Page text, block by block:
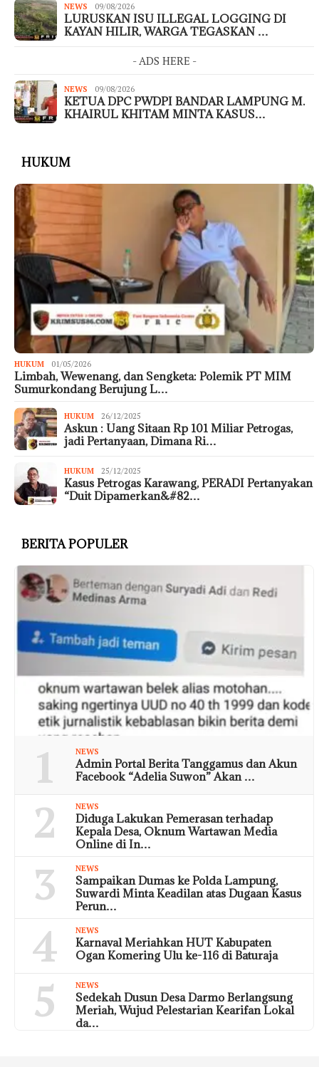
NEWS 09/08/2026
LURUSKAN ISU ILLEGAL LOGGING DI
KAYAN HILIR, WARGA TEGASKAN …
- ADS HERE -
NEWS 09/08/2026
KETUA DPC PWDPI BANDAR LAMPUNG M.
KHAIRUL KHITAM MINTA KASUS…
HUKUM
HUKUM 01/05/2026
Limbah, Wewenang, dan Sengketa: Polemik PT MIM
Sumurkondang Berujung L…
HUKUM 26/12/2025
Askun : Uang Sitaan Rp 101 Miliar Petrogas,
jadi Pertanyaan, Dimana Ri…
HUKUM 25/12/2025
Kasus Petrogas Karawang, PERADI Pertanyakan
“Duit Dipamerkan&#82…
BERITA POPULER
1 NEWS
Admin Portal Berita Tanggamus dan Akun
Facebook “Adelia Suwon” Akan …
2 NEWS
Diduga Lakukan Pemerasan terhadap
Kepala Desa, Oknum Wartawan Media
Online di In…
3 NEWS
Sampaikan Dumas ke Polda Lampung,
Suwardi Minta Keadilan atas Dugaan Kasus
Perun…
4 NEWS
Karnaval Meriahkan HUT Kabupaten
Ogan Komering Ulu ke-116 di Baturaja
5 NEWS
Sedekah Dusun Desa Darmo Berlangsung
Meriah, Wujud Pelestarian Kearifan Lokal
da…